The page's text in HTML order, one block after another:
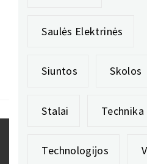
Saulės Elektrinės
Siuntos Skolos
Stalai Technika
Technologijos